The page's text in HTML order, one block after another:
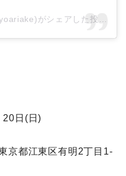
20日(日)
京都江東区有明2丁目1-